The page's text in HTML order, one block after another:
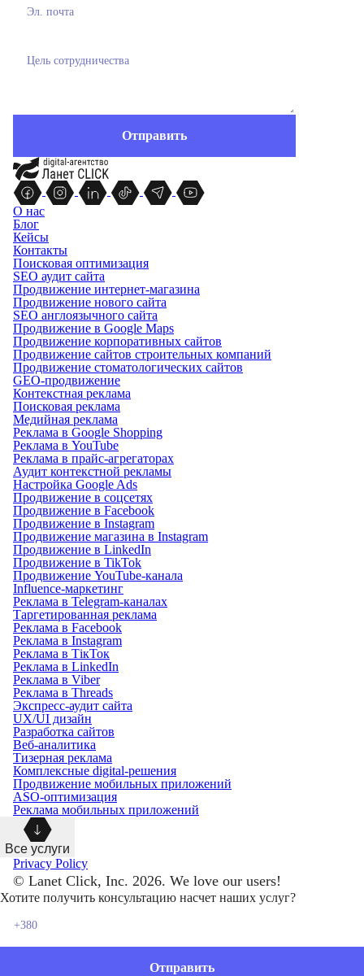
О нас
Блог
Кейсы
Контакты
Поисковая оптимизация
SEO аудит сайта
Продвижение интернет-магазина
Продвижение нового сайта
SEO англоязычного сайта
Продвижение в Google Maps
Продвижение корпоративных сайтов
Продвижение сайтов строительных компаний
Продвижение стоматологических сайтов
GEO-продвижение
Контекстная реклама
Поисковая реклама
Медийная реклама
Реклама в Google Shopping
Реклама в YouTube
Реклама в прайс-агрегаторах
Аудит контекстной рекламы
Настройка Google Ads
Продвижение в соцсетях
Продвижение в Facebook
Продвижение в Instagram
Продвижение магазина в Instagram
Продвижение в LinkedIn
Продвижение в TikTok
Продвижение YouTube-канала
Influence-маркетинг
Реклама в Telegram-каналах
Таргетированная реклама
Реклама в Facebook
Реклама в Instagram
Реклама в ТікТок
Реклама в LinkedIn
Реклама в Viber
Реклама в Threads
Экспресс-аудит сайта
UX/UI дизайн
Разработка сайтов
Веб-аналитика
Тизерная реклама
Комплексные digital-решения
Продвижение мобильных приложений
ASO-оптимизация
Реклама мобильных приложений
Все услуги
Privacy Policy
© Lanet Click, Inc. 2026. We love our users!
Хотите получить консультацию насчет наших услуг?
Отправить